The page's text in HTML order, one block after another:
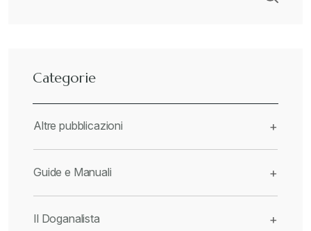
Categorie
Altre pubblicazioni +
Guide e Manuali +
Il Doganalista +